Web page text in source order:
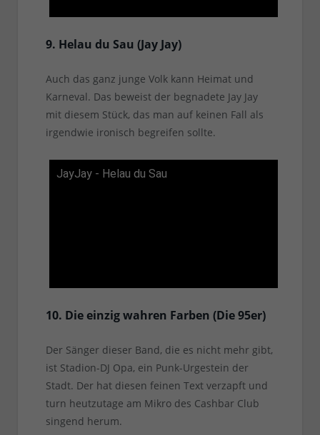
9. Helau du Sau (Jay Jay)
Auch das ganz junge Volk kann Heimat und
Karneval. Das beweist der begnadete Jay Jay
mit diesem Stück, das man auf keinen Fall als
irgendwie ironisch begreifen sollte.
JayJay - Helau du Sau
10. Die einzig wahren Farben (Die 95er)
Der Sänger dieser Band, die es nicht mehr gibt,
ist Stadion-DJ Opa, ein Punk-Urgestein der
Stadt. Der hat diesen feinen Text verzapft und
turn heutzutage am Mikro des Cashbar Club
singend herum.